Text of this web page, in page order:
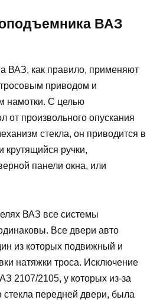
ВАЗ
ВАЗ, как правило, применяют
приводом и
намотки. С целью
от произвольного опускания
стекла, он приводится в
крутящийся ручки,
панели окна, или
ВАЗ все системы
Все двери авто
из которых подвижный и
натяжки троса. Исключение
2107/2105, у которых из-за
стекла передней двери, была